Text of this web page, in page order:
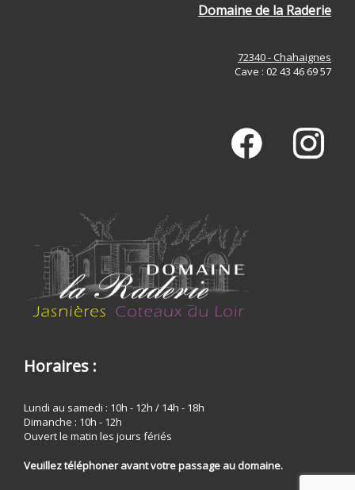
Domaine de la Raderie
72340 - Chahaignes
Cave : 02 43 46 69 57
Horaires :
Lundi au samedi : 10h - 12h / 14h - 18h
Dimanche : 10h - 12h
Ouvert le matin les jours fériés
Veuillez téléphoner avant votre passage au domaine.